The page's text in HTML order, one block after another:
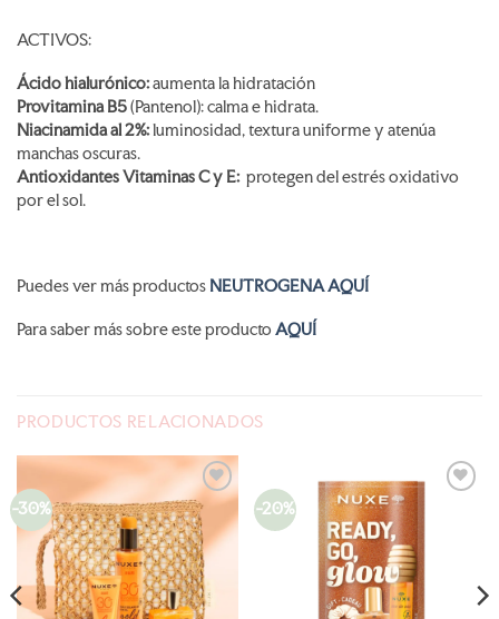
ACTIVOS:
Ácido hialurónico:aumenta la hidratación
Provitamina B5(Pantenol): calma e hidrata.
Niacinamida al 2%:luminosidad, textura uniforme y atenúa
manchas oscuras.
Antioxidantes Vitaminas C y E: protegen del estrés oxidativo
por el sol.
Puedes ver más productos NEUTROGENA AQUÍ
Para saber más sobre este producto AQUÍ
PRODUCTOS RELACIONADOS
-30%
AÑADIR
A LA
LISTA
DE
DESEOS
-20%
DESEOS